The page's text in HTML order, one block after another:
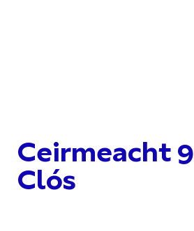
Ceirmeacht 9
Clós